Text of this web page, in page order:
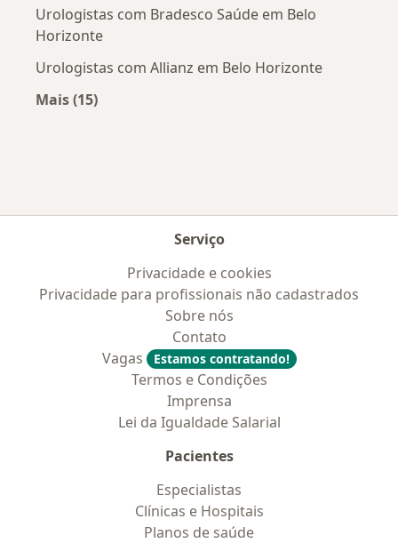
Urologistas com Bradesco Saúde em Belo
Horizonte
Urologistas com Allianz em Belo Horizonte
Mais (15)
Serviço
Privacidade e cookies
Privacidade para profissionais não cadastrados
Sobre nós
Contato
Vagas
Estamos contratando!
Termos e Condições
Imprensa
Lei da Igualdade Salarial
Pacientes
Especialistas
Clínicas e Hospitais
Planos de saúde